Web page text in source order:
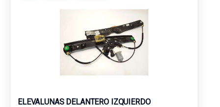
ELEVALUNAS DELANTERO IZQUIERDO